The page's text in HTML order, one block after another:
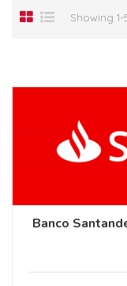
Showing
Banco